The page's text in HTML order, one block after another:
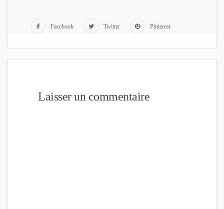
Facebook Twitter Pinterest
Laisser un commentaire